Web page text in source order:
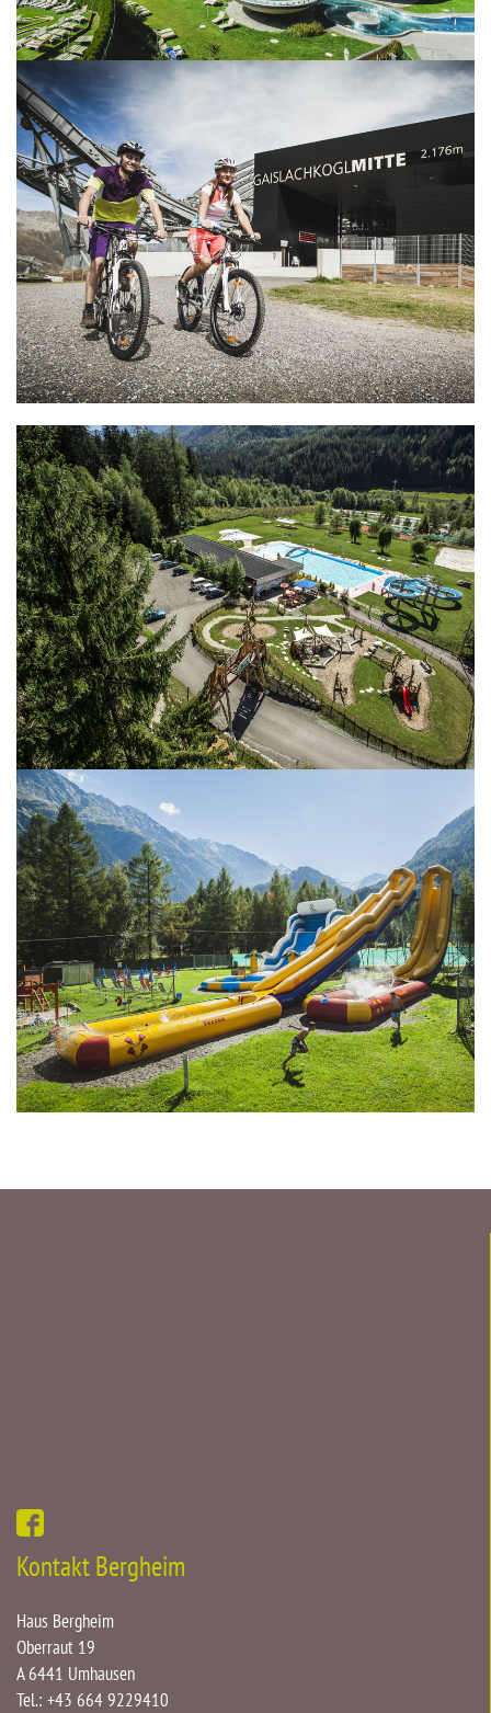
Kontakt Bergheim
Haus Bergheim
Oberraut 19
A 6441 Umhausen
Tel.: +43 664 9229410